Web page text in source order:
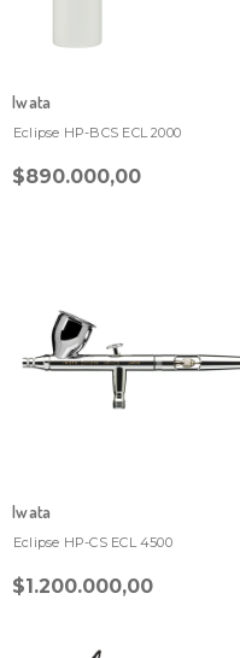
Iwata
Eclipse HP-BCS ECL 2000
$890.000,00
Iwata
Eclipse HP-CS ECL 4500
$1.200.000,00